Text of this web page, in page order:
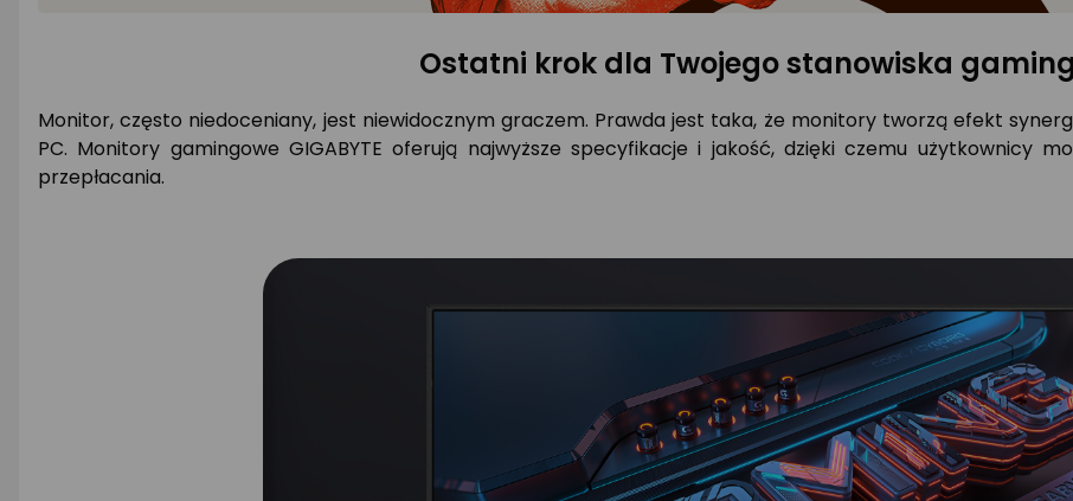
Ostatni krok dla Twojego stanowiska
Monitor, często niedoceniany, jest niewidocznym graczem. Prawda jest taka, że monitory tworzą efekt
PC. Monitory gamingowe GIGABYTE oferują najwyższe specyfikacje i jakość, dzięki czemu użytkownicy
przepłacania.